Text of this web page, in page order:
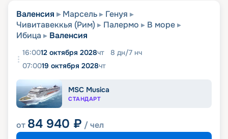
Валенсия Марсель
Генуя
Чивитавеккья (Рим)
Палермо
В море
Ибица
Валенсия
16:0012 октября 2028чт 8 дн/7 нч
07:0019 октября 2028чт
MSC Musica
СТАНДАРТ
от 84 940 ₽ / чел